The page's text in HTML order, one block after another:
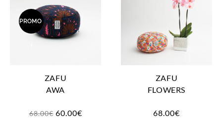
PROMO
ZAFU
AWA
68.00€ 60.00€
ZAFU
FLOWERS
68.00€